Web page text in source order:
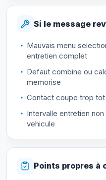
Si le message
Mauvais menu
entretien complet
Defaut combine ou
memorise
Contact coupe trop tot
Intervalle entretien
vehicule
Points propres à